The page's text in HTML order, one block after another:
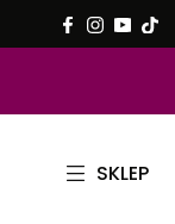
SKLEP